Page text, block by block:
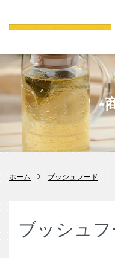
ホーム ブッシュフード
ブッシュフ